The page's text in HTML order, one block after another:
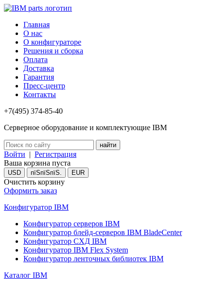
Главная
О нас
О конфигураторе
Решения и сборка
Оплата
Доставка
Гарантия
Пресс-центр
Контакты
+7(495) 374-85-40
Серверное оборудование и комплектующие IBM
Войти | Регистрация
Ваша корзина пуста
USD пїЅпїЅпїЅ. EUR
Очистить корзину
Оформить заказ
Конфигуратор IBM
Конфигуратор серверов IBM
Конфигуратор блейд-серверов IBM BladeCenter
Конфигуратор СХД IBM
Конфигуратор IBM Flex System
Конфигуратор ленточных библиотек IBM
Каталог IBM